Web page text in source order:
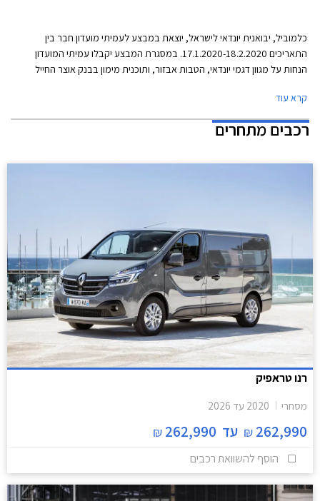
כלמוביל, יבואנית יונדאי לישראל, יוצאת במבצע לעמיתי מועדון חבר בין
התאריכים 17.1.2020-18.2.2020. במסגרת המבצע יקבלו עמיתי המועדון
הנחות על מגוון דגמי יונדאי, הטבות אבזור, ותוכנית מימון בבנק אוצר החייל
תכנית המימון חבר ליס. המבצע ייערך בכל אולמות התצוגה של יונדאי ברחבי
הארץ.
קרא עוד
רכבים מתחרים
רנו טראפיק
מסחרי 2020 עד 2026
262,990
₪ עד 262,990
₪
הוסף להשוואת רכבים